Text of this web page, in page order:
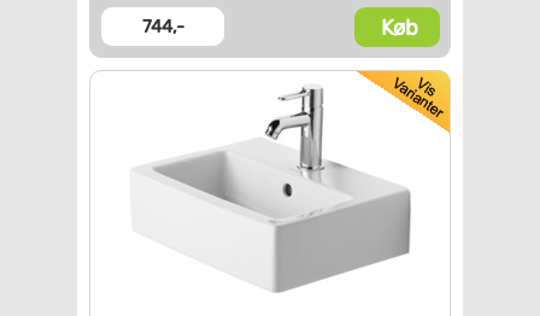
744,- Køb